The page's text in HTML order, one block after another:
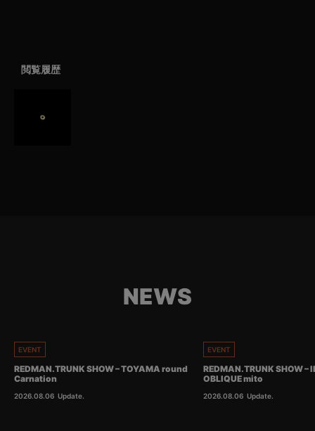
閲覧履歴
NEWS
EVENT
REDMAN.TRUNK SHOW – TOYAMA round
Carnation
2026.08.06 Update.
EVENT
REDMAN.TRUNK SHOW
OBLIQUE mito
2026.08.06 Update.